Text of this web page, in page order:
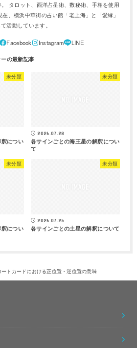
タロット、西洋占星術、数秘術、手相を使用
、横浜中華街の占い館「老上海」と「愛縁」
活動しています。
未分類
につい
未分類
2026.07.28
各サインごとの海王星の解釈につい
て
未分類
につい
未分類
2026.07.25
各サインごとの土星の解釈について
トカードにおける正位置・逆位置の意味